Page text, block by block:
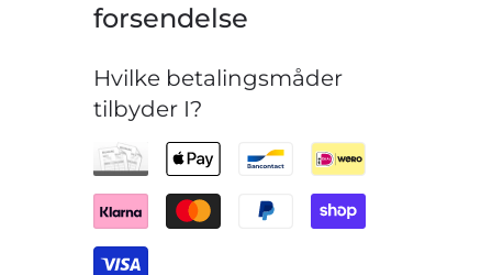
forsendelse
Hvilke betalingsmåder
tilbyder I?